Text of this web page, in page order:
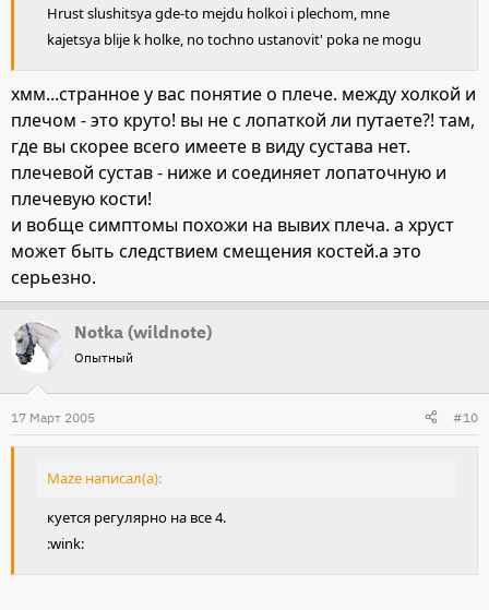
Hrust slushitsya gde-to mejdu holkoi i plechom, mne
kajetsya blije k holke, no tochno ustanovit' poka ne mogu
хмм...странное у вас понятие о плече. между холкой и
плечом - это круто! вы не с лопаткой ли путаете?! там,
где вы скорее всего имеете в виду сустава нет.
плечевой сустав - ниже и соединяет лопаточную и
плечевую кости!
и вобще симптомы похожи на вывих плеча. а хруст
может быть следствием смещения костей.а это
серьезно.
Notka (wildnote)
Опытный
17 Март 2005 #10
Maze написал(а):
куется регулярно на все 4.
:wink: